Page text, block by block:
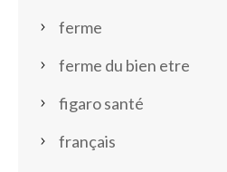
ferme
ferme du bien etre
figaro santé
français